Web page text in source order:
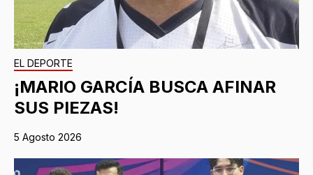
EL DEPORTE
¡MARIO GARCÍA BUSCA AFINAR
SUS PIEZAS!
5 Agosto 2026